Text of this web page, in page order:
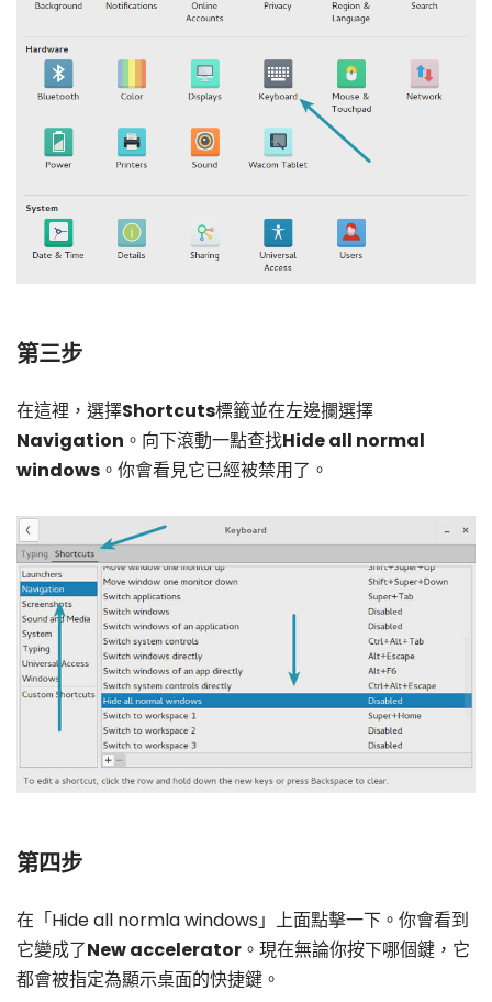
第三步
在這裡，選擇Shortcuts標籤並在左邊攔選擇
Navigation 。向下滾動一點查找Hide all normal
windows 。你會看見它已經被禁用了。
第四步
在「Hide all normla windows」上面點擊一下。你會看到
它變成了New accelerator 。現在無論你按下哪個鍵，它
都會被指定為顯示桌面的快捷鍵。